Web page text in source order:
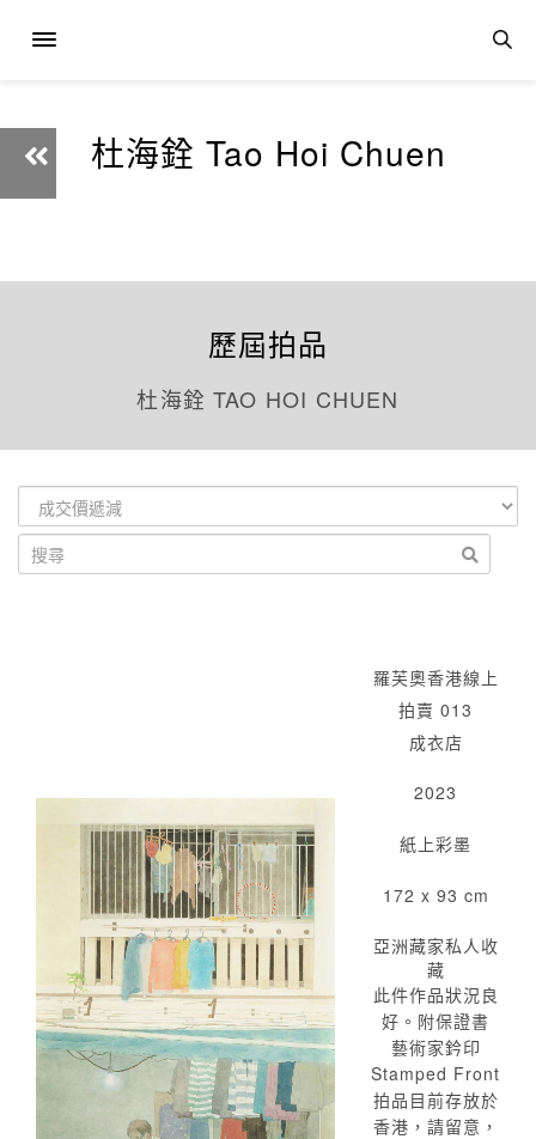
杜海銓 Tao Hoi Chuen
歷屆拍品
杜海銓 TAO HOI CHUEN
羅芙奧香港線上
拍賣 013
成衣店
2023
紙上彩墨
172 x 93 cm
亞洲藏家私人收
藏
此件作品狀況良
好。附保證書
藝術家鈐印
Stamped Front
拍品目前存放於
香港，請留意，